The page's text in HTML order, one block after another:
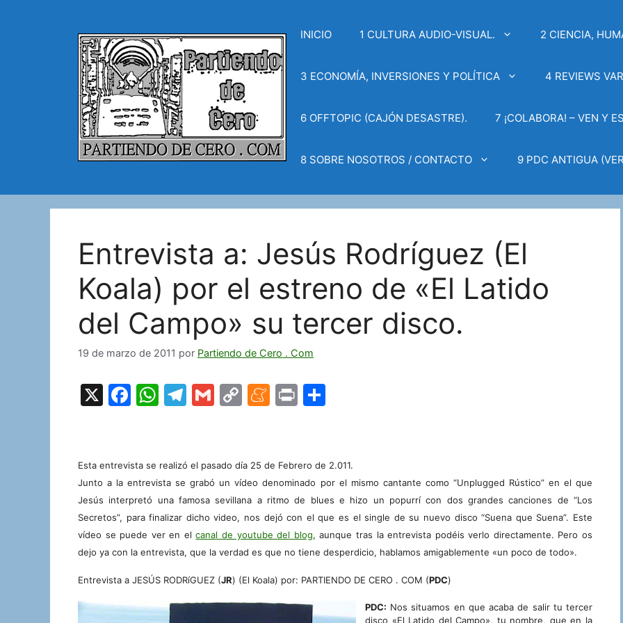
INICIO 1 CULTURA AUDIO-VISUAL. 2 CIENCIA,
3 ECONOMÍA, INVERSIONES Y POLÍTICA 4 REVIEWS
6 OFFTOPIC (CAJÓN DESASTRE). 7 ¡COLABORA! – VEN Y
8 SOBRE NOSOTROS / CONTACTO 9 PDC ANTIGUA
Entrevista a: Jesús Rodríguez (El
Koala) por el estreno de «El Latido
del Campo» su tercer disco.
19 de marzo de 2011 por Partiendo de Cero . Com
X
F
e
b
o
o
k
W
s
A
p
p
T
gr
a
m
G
l
C
y
Li
n
k
M
e
a
m
e
Pr
p
ar
tir
Esta entrevista se realizó el pasado día 25 de Febrero de 2.011.
Junto a la entrevista se grabó un vídeo denominado por el mismo cantante como “Unplugged Rústico” en el que
Jesús interpretó una famosa sevillana a ritmo de blues e hizo un popurrí con dos grandes canciones de “Los
Secretos”, para finalizar dicho video, nos dejó con el que es el single de su nuevo disco “Suena que Suena”. Este
vídeo se puede ver en elcanal de youtube del blog, aunque tras la entrevista podéis verlo directamente. Pero os
dejo ya con la entrevista, que la verdad es que no tiene desperdicio, hablamos amigablemente «un poco de todo».
Entrevista a JESÚS RODRíGUEZ (JR) (El Koala) por: PARTIENDO DE CERO . COM (PDC)
PDC: Nos situamos en que acaba de salir tu tercer
disco «El Latido del Campo», tu nombre, que en la